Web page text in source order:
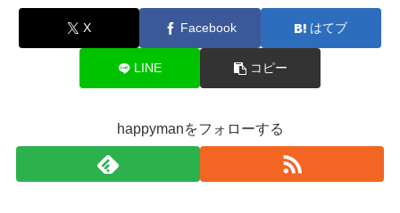
X Facebook はてブ
LINE コピー
happymanをフォローする